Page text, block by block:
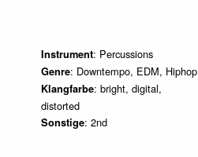
Instrument: Percussions
Genre: Downtempo, EDM, Hiphop
Klangfarbe: bright, digital,
distorted
Sonstige: 2nd